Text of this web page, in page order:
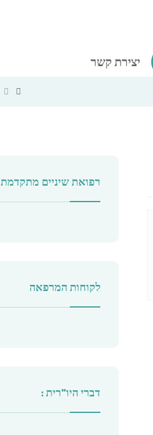
יצירת קשר
רפואת שיניים מתקדמת
לקוחות המרפאה
דברי היו"רית :